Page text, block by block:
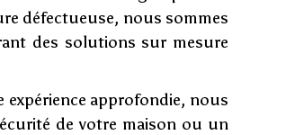
défectueuse, nous sommes
des solutions sur mesure
expérience approfondie, nous
de votre maison ou un